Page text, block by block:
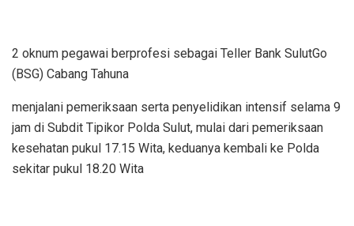
2 oknum pegawai berprofesi sebagai Teller Bank SulutGo
(BSG) Cabang Tahuna
menjalani pemeriksaan serta penyelidikan intensif selama 9
jam di Subdit Tipikor Polda Sulut, mulai dari pemeriksaan
kesehatan pukul 17.15 Wita, keduanya kembali ke Polda
sekitar pukul 18.20 Wita